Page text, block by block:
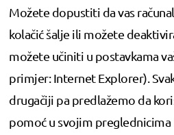
Možete dopustiti da vas
kolačić šalje ili možete
možete učiniti u postavkama
primjer: Internet Explorer).
drugačiji pa predlažemo da
pomoć u svojim preglednicima